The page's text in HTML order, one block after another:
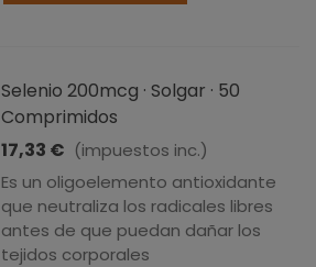
Selenio 200mcg · Solgar · 50
Comprimidos
17,33 € (impuestos inc.)
Es un oligoelemento antioxidante
que neutraliza los radicales libres
antes de que puedan dañar los
tejidos corporales